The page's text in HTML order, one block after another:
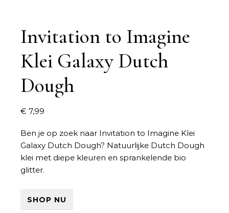
Invitation to Imagine
Klei Galaxy Dutch
Dough
€ 7,99
Ben je op zoek naar Invitation to Imagine Klei
Galaxy Dutch Dough? Natuurlijke Dutch Dough
klei met diepe kleuren en sprankelende bio
glitter.
SHOP NU